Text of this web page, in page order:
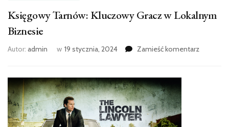
Księgowy Tarnów: Kluczowy Gracz w Lokalnym
Biznesie
Autor: admin w 19 stycznia, 2024 Zamieść komentarzwe